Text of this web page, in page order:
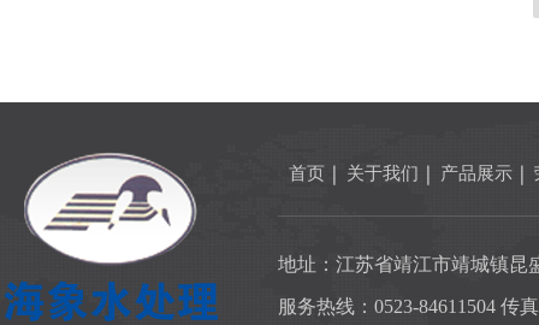
首页 关于我们 产品展示
地址：江苏省靖江市靖城镇昆
服务热线：0523-84611504 传